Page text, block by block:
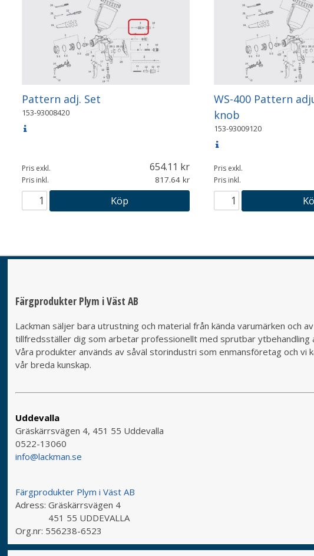
Pattern adj. Set
153-93008420
Pris exkl. 654.11
Pris inkl. 817.64
Köp
WS-400 Pattern
knob
153-93009120
Pris exkl.
Pris inkl.
Färgprodukter Plym i Väst AB
Lackman säljer bara utrustning och material från kända varumärken
tillfredsställer dig som arbetar professionellt med sprutbar ytbehandling
Våra produkter används av såväl storindustri som enmansföretag och
vår breda kunskap.
Uddevalla
Gräskärrsvägen 4, 451 55 Uddevalla
0522-13060
info@lackman.se
Färgprodukter Plym i Väst AB
Adress: Gräskärrsvägen 4
451 55 UDDEVALLA
Org.nr: 556238-6523